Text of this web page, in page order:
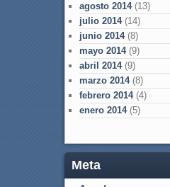
agosto 2014(13)
julio 2014(14)
junio 2014(8)
mayo 2014(9)
abril 2014(9)
marzo 2014(8)
febrero 2014(4)
enero 2014(5)
Meta